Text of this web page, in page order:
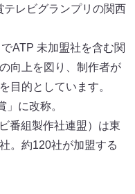
レビグランプリの関西
ATP 未加盟社を含む関
向上を図り、制作者が
目的としています。
に改称。
番組製作社連盟）は東
。約120社が加盟する